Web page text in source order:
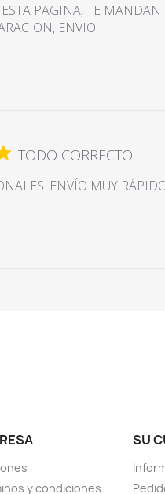
PAGINA, TE
ENVIO.
TODO CORRECTO
ENVÍO MUY
y condiciones
SU